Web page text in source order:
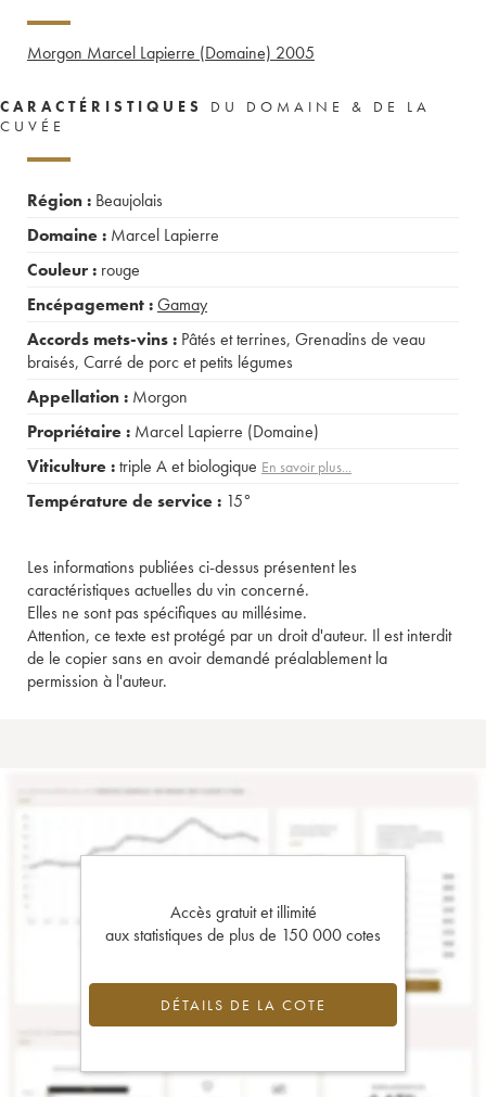
Morgon Marcel Lapierre (Domaine) 2005
CARACTÉRISTIQUES
DU DOMAINE & DE LA
CUVÉE
Région : Beaujolais
Domaine : Marcel Lapierre
Couleur : rouge
Encépagement :Gamay
Accords mets-vins : Pâtés et terrines, Grenadins de veau
braisés, Carré de porc et petits légumes
Appellation : Morgon
Propriétaire : Marcel Lapierre (Domaine)
Viticulture :triple A et biologique En savoir plus...
Température de service : 15°
Les informations publiées ci-dessus présentent les
caractéristiques actuelles du vin concerné.
Elles ne sont pas spécifiques au millésime.
Attention, ce texte est protégé par un droit d'auteur. Il est interdit
de le copier sans en avoir demandé préalablement la
permission à l'auteur.
Accès gratuit et illimité
aux statistiques de plus de 150 000 cotes
DÉTAILS DE LA COTE